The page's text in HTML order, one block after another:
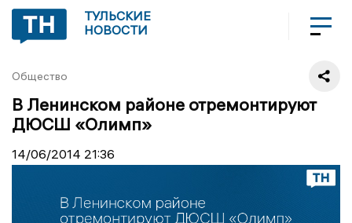
ТУЛЬСКИЕ
НОВОСТИ
Общество
В Ленинском районе отремонтируют
ДЮСШ «Олимп»
14/06/2014 21:36